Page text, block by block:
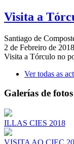
Visita a
Santiago de
2 de Febreiro de 2018
Visita a Tórculo no
Ver todas as
Galerías de fotos
ILLAS CIES 2018
VISITA AO CIEC